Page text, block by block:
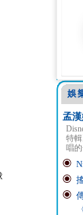
娛
孟漢
特
唱